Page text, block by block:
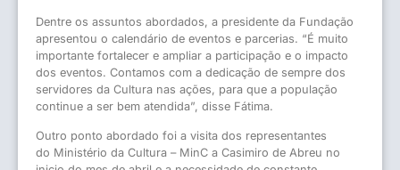
Dentre os assuntos abordados, a presidente da Fundação
apresentou o calendário de eventos e parcerias. “É muito
importante fortalecer e ampliar a participação e o impacto
dos eventos. Contamos com a dedicação de sempre dos
servidores da Cultura nas ações, para que a população
continue a ser bem atendida”, disse Fátima.
Outro ponto abordado foi a visita dos representantes
do Ministério da Cultura – MinC a Casimiro de Abreu no